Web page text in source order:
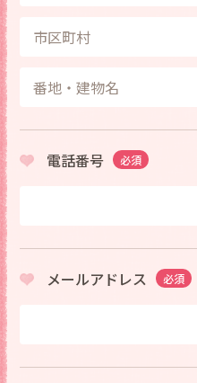
電話番号 必須
メールアドレス 必須